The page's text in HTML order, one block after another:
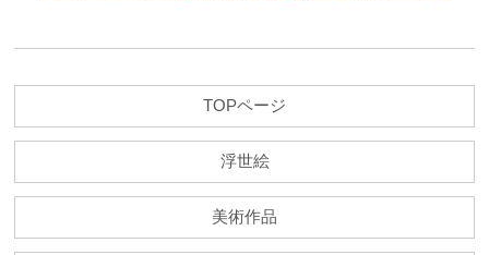
TOPページ
浮世絵
美術作品